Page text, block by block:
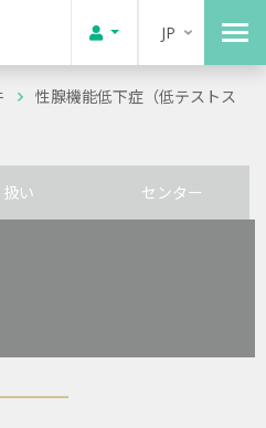
JP
性腺機能低下症（低テストス
扱い センター